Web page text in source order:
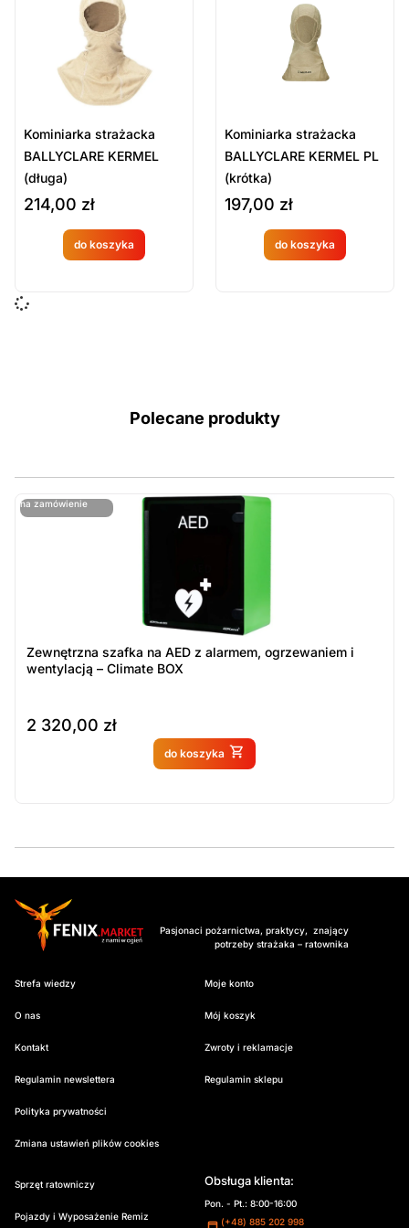
Kategorie Produktów
Kominiarki
Umundurowanie
Wyczyść
Kominiarka strażacka
BALLYCLARE KERMEL
(długa)
214,00 zł
do koszyka
Produkt
dostępny
Kominiarka strażacka
BALLYCLARE KERMEL PL
(krótka)
197,00 zł
do koszyka
Produkt
Polecane produkty
na zamówienie
ostatnie sztuki
Zewnętrzna szafka na AED z alarmem, ogrzewaniem i
wentylacją – Climate BOX
2 320,00 zł
do koszyka
Produkt dostępny na
Pasjonaci pożarnictwa, praktycy, znający
potrzeby strażaka – ratownika
Strefa wiedzy
O nas
Kontakt
Regulamin newslettera
Polityka prywatności
Zmiana ustawień plików cookies
Moje konto
Mój koszyk
Zwroty i reklamacje
Regulamin sklepu
Sprzęt ratowniczy
Pojazdy i Wyposażenie Remiz
Obsługa klienta:
Pon. - Pt.: 8:00-16:00
(+48) 885 202 998